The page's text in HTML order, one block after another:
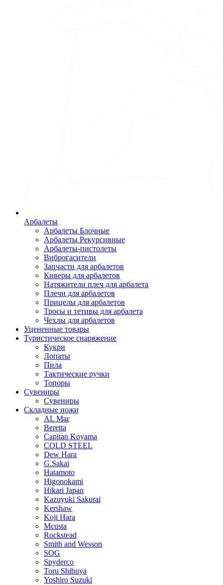
Арбалеты
Арбалеты Блочные
Арбалеты Рекурсивные
Арбалеты-пистолеты
Виброгасители
Запчасти для арбалетов
Киверы для арбалетов
Натяжители плеч для арбалета
Плечи для арбалетов
Прицелы для арбалетов
Тросы и тетивы для арбалета
Чехлы для арбалетов
Уцененные товары
Туристическое снаряжение
Кукри
Лопаты
Пила
Тактические ручки
Топоры
Сувениры
Сувениры
Складные ножи
AL Mar
Beretta
Capitan Koyama
COLD STEEL
Dew Hara
G.Sakai
Hatamoto
Higonokami
Hikari Japan
Kazuyuki Sakurai
Kershaw
Koji Hara
Mcusta
Rockstead
Smith and Wesson
SOG
Spyderco
Toru Shibuya
Yoshiro Suzuki